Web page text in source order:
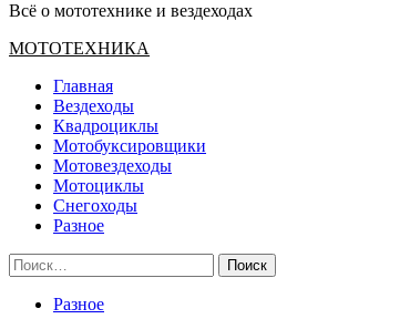
Всё о мототехнике и вездеходах
Основное
МОТОТЕХНИКА
Главная
Вездеходы
Квадроциклы
Мотобуксировщики
Мотовездеходы
Мотоциклы
Снегоходы
Разное
Найти:
Разное